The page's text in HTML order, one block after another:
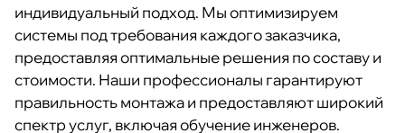
индивидуальный подход. Мы оптимизируем
системы под требования каждого заказчика,
предоставляя оптимальные решения по составу и
стоимости. Наши профессионалы гарантируют
правильность монтажа и предоставляют широкий
спектр услуг, включая обучение инженеров.